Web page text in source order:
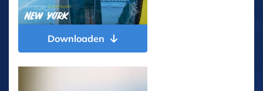
Downloaden